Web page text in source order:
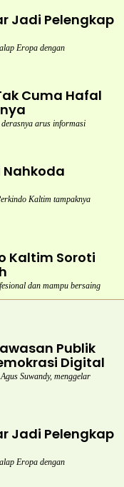
Jadi Pelengkap
Eropa dengan
Cuma Hafal
derasnya arus informasi
Nahkoda
Kaltim tampaknya
Kaltim Soroti
dan mampu bersaing
Publik
Digital
Suwandy, menggelar
Jadi Pelengkap
Eropa dengan